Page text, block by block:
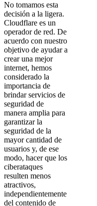
No tomamos esta
decisión a la ligera.
Cloudflare es un
operador de red. De
acuerdo con nuestro
objetivo de ayudar a
crear una mejor
internet, hemos
considerado la
importancia de
brindar servicios de
seguridad de
manera amplia para
garantizar la
seguridad de la
mayor cantidad de
usuarios y, de ese
modo, hacer que los
ciberataques
resulten menos
atractivos,
independientemente
del contenido de